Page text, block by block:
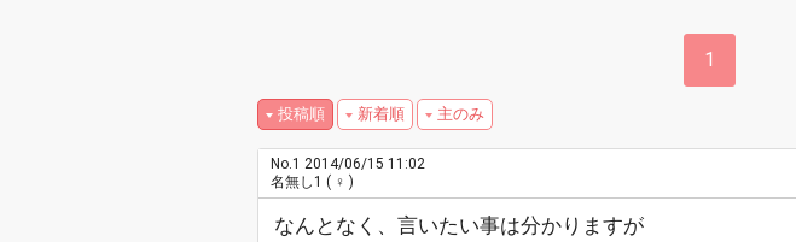
1
投稿順 新着順 主のみ
No.1 2014/06/15 11:02
名無し1 ( ♀ )
なんとなく、言いたい事は分かりますが